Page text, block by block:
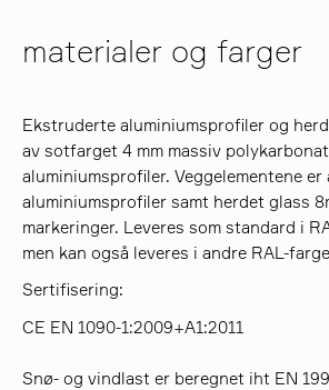
materialer og farger
Ekstruderte aluminiumsprofiler og
av sotfarget 4 mm massiv
aluminiumsprofiler. Veggelementene
aluminiumsprofiler samt herdet glass
markeringer. Leveres som standard i
men kan også leveres i andre RAL-
Sertifisering:
CE EN 1090-1:2009+A1:2011
Snø- og vindlast er beregnet iht EN